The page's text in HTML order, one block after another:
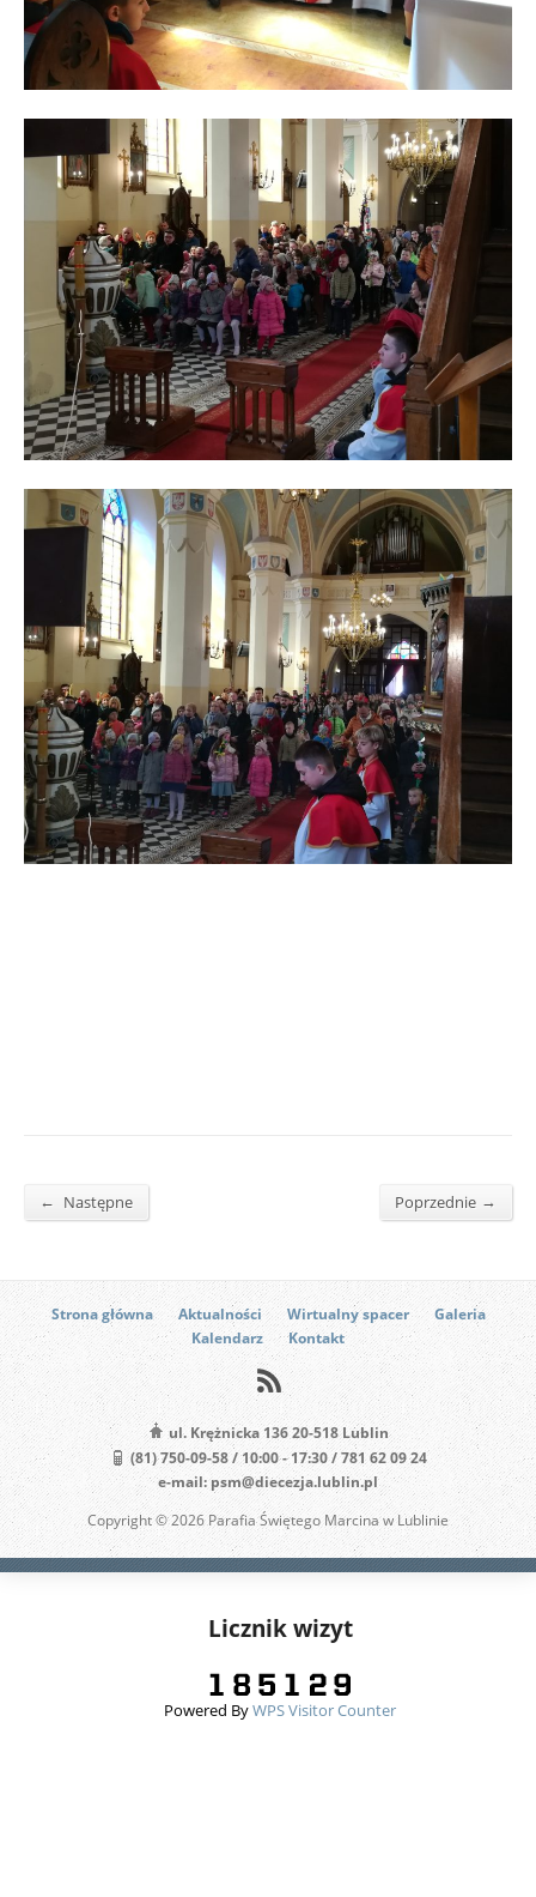
← Następne Poprzednie →
Strona główna Aktualności Wirtualny spacer
Galeria
Kalendarz
Kontakt
ul. Krężnicka 136 20-518 Lublin
(81) 750-09-58 / 10:00 - 17:30 / 781 62 09 24
e-mail: psm@diecezja.lublin.pl
Copyright © 2026 Parafia Świętego Marcina w Lublinie
Licznik wizyt
Powered ByWPS Visitor Counter